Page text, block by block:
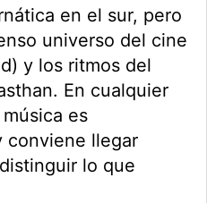
en el sur, pero
universo del cine
y los ritmos del
En cualquier
es
conviene llegar
lo que